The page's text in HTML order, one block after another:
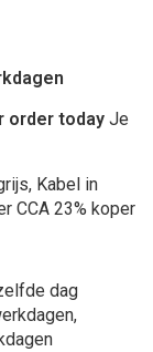
order today Je
Kabel in
CCA 23% koper
dag